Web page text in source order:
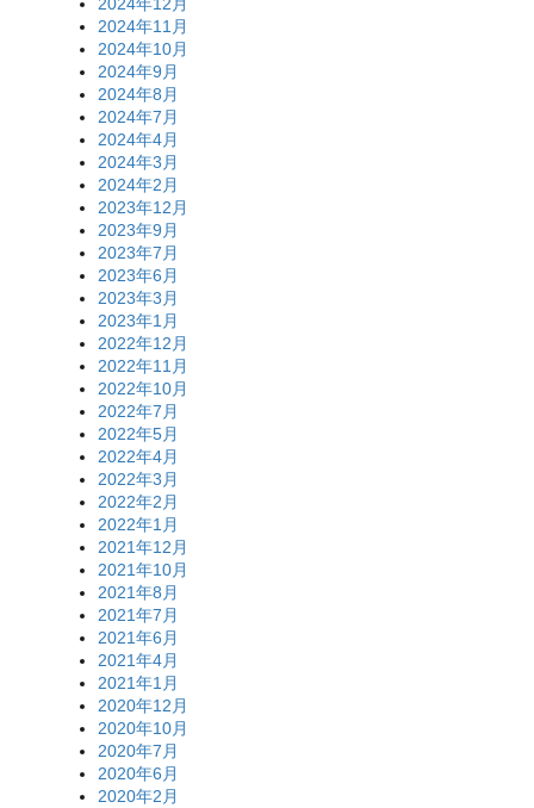
2024年11月
2024年10月
2024年9月
2024年8月
2024年7月
2024年4月
2024年3月
2024年2月
2023年12月
2023年9月
2023年7月
2023年6月
2023年3月
2023年1月
2022年12月
2022年11月
2022年10月
2022年7月
2022年5月
2022年4月
2022年3月
2022年2月
2022年1月
2021年12月
2021年10月
2021年8月
2021年7月
2021年6月
2021年4月
2021年1月
2020年12月
2020年10月
2020年7月
2020年6月
2020年2月